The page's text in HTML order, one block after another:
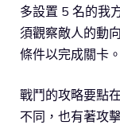
多設置 5 名的我
須觀察敵人的動
條件以完成關卡。
戰鬥的攻略要點
不同，也有著攻